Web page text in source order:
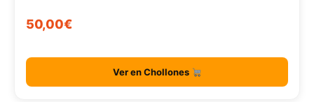
50,00€
Ver en Chollones